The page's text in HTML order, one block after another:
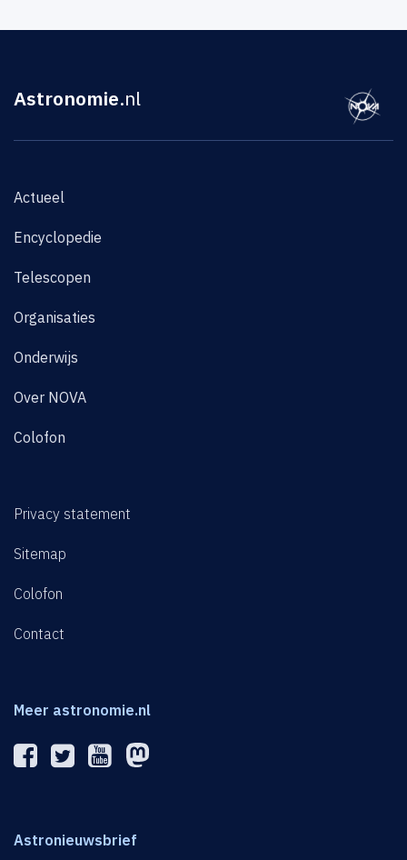
Astronomie.nl
Actueel
Encyclopedie
Telescopen
Organisaties
Onderwijs
Over NOVA
Colofon
Privacy statement
Sitemap
Colofon
Contact
Meer astronomie.nl
Astronieuwsbrief